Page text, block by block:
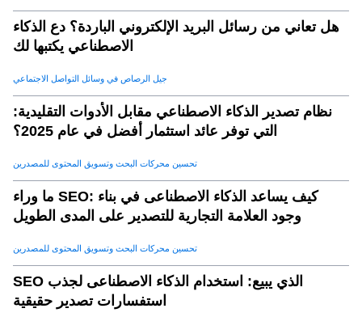
هل تعاني من رسائل البريد الإلكتروني الباردة؟ دع الذكاء
الاصطناعي يكتبها لك
جيل الرصاص في وسائل التواصل الاجتماعي
نظام تصدير الذكاء الاصطناعي مقابل الأدوات التقليدية:
التي توفر عائد استثمار أفضل في عام 2025؟
تحسين محركات البحث وتسويق المحتوى للمصدرين
ما وراء SEO: كيف يساعد الذكاء الاصطناعى في بناء
وجود العلامة التجارية للتصدير على المدى الطويل
تحسين محركات البحث وتسويق المحتوى للمصدرين
SEO الذي يبيع: استخدام الذكاء الاصطناعى لجذب
استفسارات تصدير حقيقية